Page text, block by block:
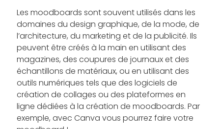
Les moodboards sont souvent utilisés dans les
domaines du design graphique, de la mode, de
l’architecture, du marketing et de la publicité. Ils
peuvent être créés à la main en utilisant des
magazines, des coupures de journaux et des
échantillons de matériaux, ou en utilisant des
outils numériques tels que des logiciels de
création de collages ou des plateformes en
ligne dédiées à la création de moodboards. Par
exemple, avec Canva vous pourrez faire votre